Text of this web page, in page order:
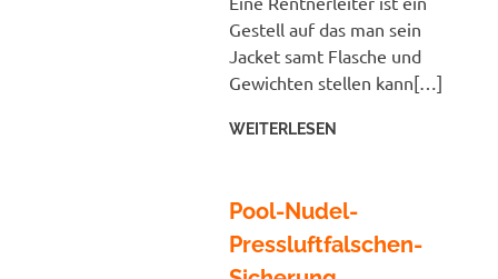
Gestell auf das man sein
Jacket samt Flasche und
Gewichten stellen kann[…]
WEITERLESEN
Pool-Nudel-
Pressluftfalschen-